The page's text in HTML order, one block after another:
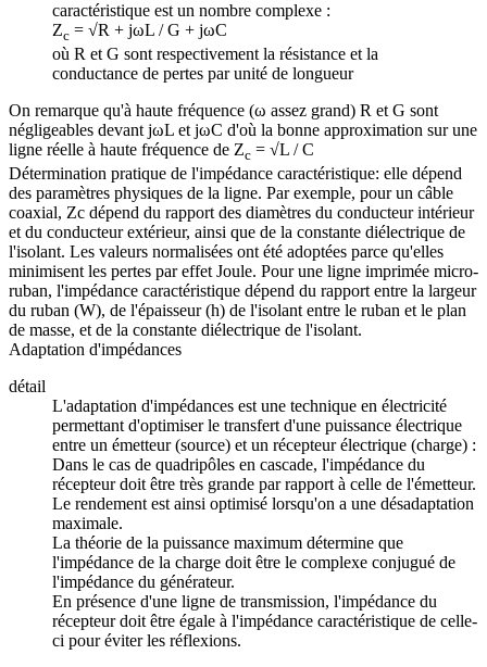
caractéristique est un nombre complexe :
Zc = √R + jωL / G + jωC
où R et G sont respectivement la résistance et la
conductance de pertes par unité de longueur
On remarque qu'à haute fréquence (ω assez grand) R et G sont
négligeables devant jωL et jωC d'où la bonne approximation sur une
ligne réelle à haute fréquence de Zc = √L / C
Détermination pratique de l'impédance caractéristique: elle dépend
des paramètres physiques de la ligne. Par exemple, pour un câble
coaxial, Zc dépend du rapport des diamètres du conducteur intérieur
et du conducteur extérieur, ainsi que de la constante diélectrique de
l'isolant. Les valeurs normalisées ont été adoptées parce qu'elles
minimisent les pertes par effet Joule. Pour une ligne imprimée micro-
ruban, l'impédance caractéristique dépend du rapport entre la largeur
du ruban (W), de l'épaisseur (h) de l'isolant entre le ruban et le plan
de masse, et de la constante diélectrique de l'isolant.
Adaptation d'impédances
détail
L'adaptation d'impédances est une technique en électricité
permettant d'optimiser le transfert d'une puissance électrique
entre un émetteur (source) et un récepteur électrique (charge) :
Dans le cas de quadripôles en cascade, l'impédance du
récepteur doit être très grande par rapport à celle de l'émetteur.
Le rendement est ainsi optimisé lorsqu'on a une désadaptation
maximale.
La théorie de la puissance maximum détermine que
l'impédance de la charge doit être le complexe conjugué de
l'impédance du générateur.
En présence d'une ligne de transmission, l'impédance du
récepteur doit être égale à l'impédance caractéristique de celle-
ci pour éviter les réflexions.